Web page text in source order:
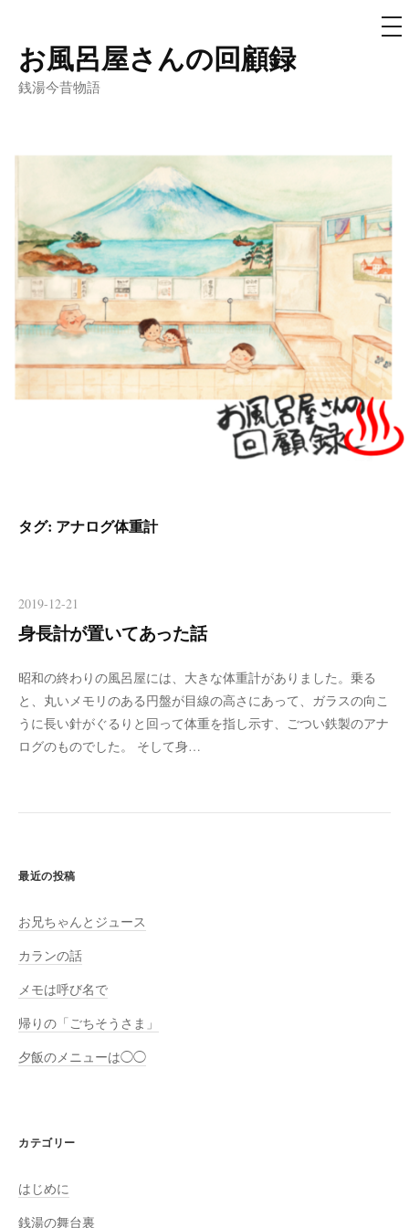
コ
ン
ツ
キ
ッ
プ
お風呂屋さんの回顧録
銭湯今昔物語
メ
ニ
タグ: アナログ体重計
2019-12-21
身長計が置いてあった話
昭和の終わりの風呂屋には、大きな体重計がありました。乗る
と、丸いメモリのある円盤が目線の高さにあって、ガラスの向こ
うに長い針がぐるりと回って体重を指し示す、ごつい鉄製のアナ
ログのものでした。 そして身…
最近の投稿
お兄ちゃんとジュース
カランの話
メモは呼び名で
帰りの「ごちそうさま」
夕飯のメニューは◯◯
カテゴリー
はじめに
銭湯の舞台裏